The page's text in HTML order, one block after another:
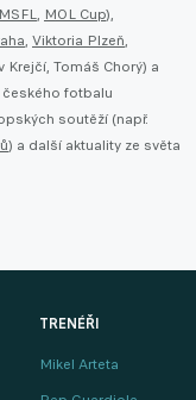
MSFL, MOL Cup),
, Viktoria Plzeň,
Tomáš Chorý) a
fotbalu
soutěží (např.
) a další aktuality ze světa
TRENÉŘI
Mikel Arteta